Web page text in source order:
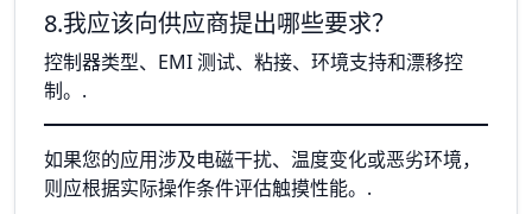
8.我应该向供应商提出哪些要求？
控制器类型、EMI 测试、粘接、环境支持和漂移控
制。.
如果您的应用涉及电磁干扰、温度变化或恶劣环境，
则应根据实际操作条件评估触摸性能。.